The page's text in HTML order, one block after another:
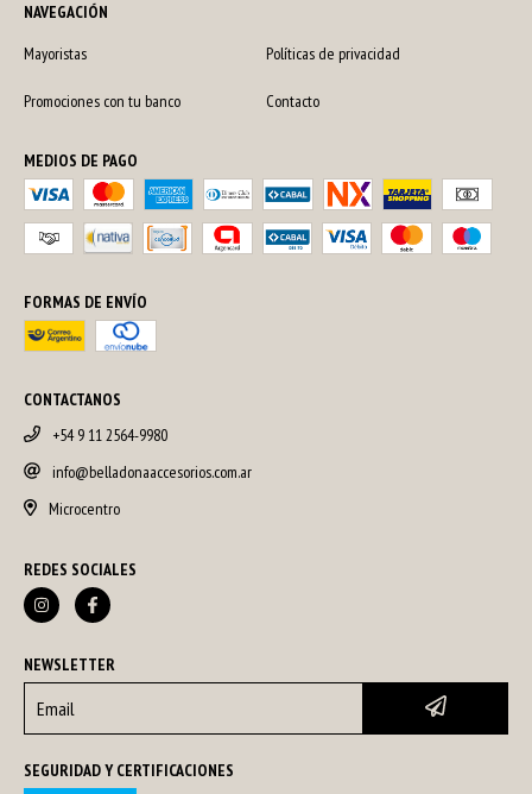
NAVEGACIÓN
Mayoristas
Políticas de privacidad
Promociones con tu banco Contacto
MEDIOS DE PAGO
FORMAS DE ENVÍO
CONTACTANOS
+54 9 11 2564-9980
info@belladonaaccesorios.com.ar
Microcentro
REDES SOCIALES
NEWSLETTER
SEGURIDAD Y CERTIFICACIONES